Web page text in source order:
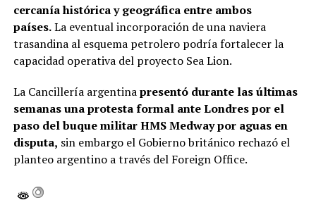
cercanía histórica y geográfica entre ambos
países.La eventual incorporación de una naviera
trasandina al esquema petrolero podría fortalecer la
capacidad operativa del proyecto Sea Lion.
La Cancillería argentinapresentó durante las últimas
semanas una protesta formal ante Londres por el
paso del buque militar HMS Medway por aguas en
disputa, sin embargo el Gobierno británico rechazó el
planteo argentino a través del Foreign Office.